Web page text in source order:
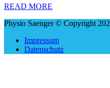
READ MORE
Physio Saenger © Copyright
Impressum
Datenschutz